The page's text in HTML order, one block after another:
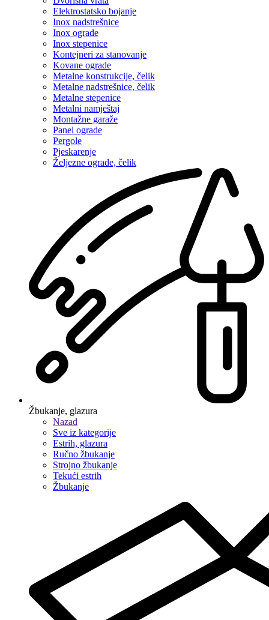
Elektrostatsko bojanje
Inox nadstrešnice
Inox ograde
Inox stepenice
Kontejneri za stanovanje
Kovane ograde
Metalne konstrukcije, čelik
Metalne nadstrešnice, čelik
Metalne stepenice
Metalni namještaj
Montažne garaže
Panel ograde
Pergole
Pjeskarenje
Željezne ograde, čelik
Žbukanje, glazura
Nazad
Sve iz kategorije
Estrih, glazura
Ručno žbukanje
Strojno žbukanje
Tekući estrih
Žbukanje